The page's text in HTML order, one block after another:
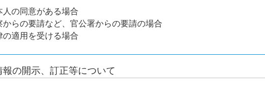
人の同意がある場合
からの要請など、官公署からの要請の場合
の適用を受ける場合
報の開示、訂正等について